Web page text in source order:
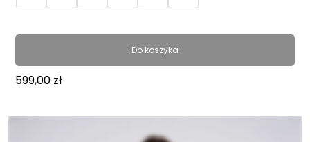
Do koszyka
599,00 zł